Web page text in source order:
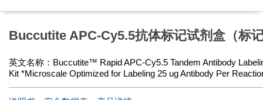
Buccutite APC-Cy5.5抗体标记试剂盒（标
英文名称： Buccutite™ Rapid APC-Cy5.5 Tandem Antibody
Kit *Microscale Optimized for Labeling 25 ug Antibody Per